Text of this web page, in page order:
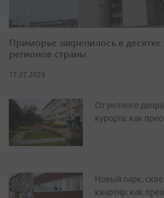
Приморье закрепилось в
регионов страны
17.07.2026
От уютного
курорта: как
Новый парк,
квартир: как